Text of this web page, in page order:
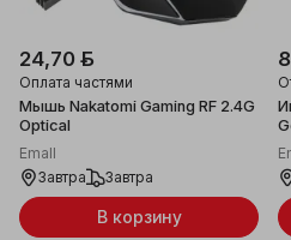
24,70 ƃ
Оплата частями
Мышь Nakatomi Gaming RF 2.4G
Optical
Emall
Завтра
Завтра
В корзину